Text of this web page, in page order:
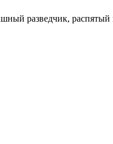
разведчик, распятый